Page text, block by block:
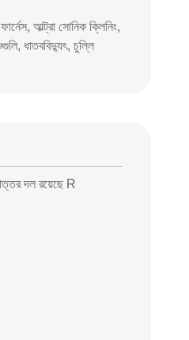
আল্ট্রা সোনিক ক্লিনিং,
ধাতববিদ্যুৎ, চুল্লি
দল রয়েছে R